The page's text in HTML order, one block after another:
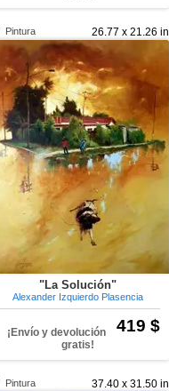
26.77 x 21.26 in
Pintura
"La Solución"
Alexander Izquierdo Plasencia
419 $
¡Envío y devolución
gratis!
37.40 x 31.50 in
Pintura